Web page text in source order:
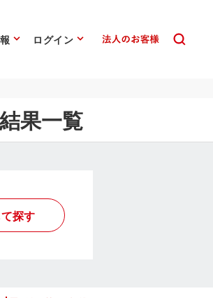
ログイン
果一覧
探す